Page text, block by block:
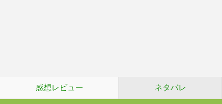
感想レビュー ネタバレ